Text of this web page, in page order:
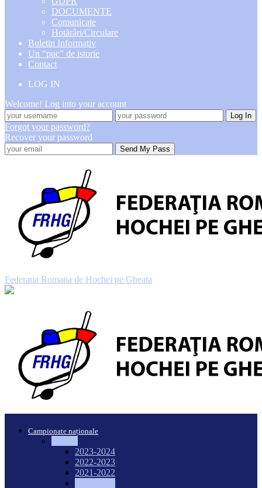
DOCUMENTE
Comunicate
Hotărâri/Circulare
Buletin Informativ
Un “puc” de istorie
Contact
LOG IN
Welcome! Log into your account
Forgot your password?
Recover your password
Federatia Romana de Hochei pe Gheata
Campionate naționale
2023-2024
2022-2023
2021-2022